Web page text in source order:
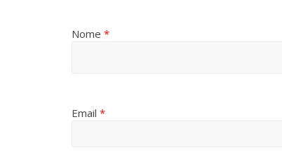
Nome *
Email *